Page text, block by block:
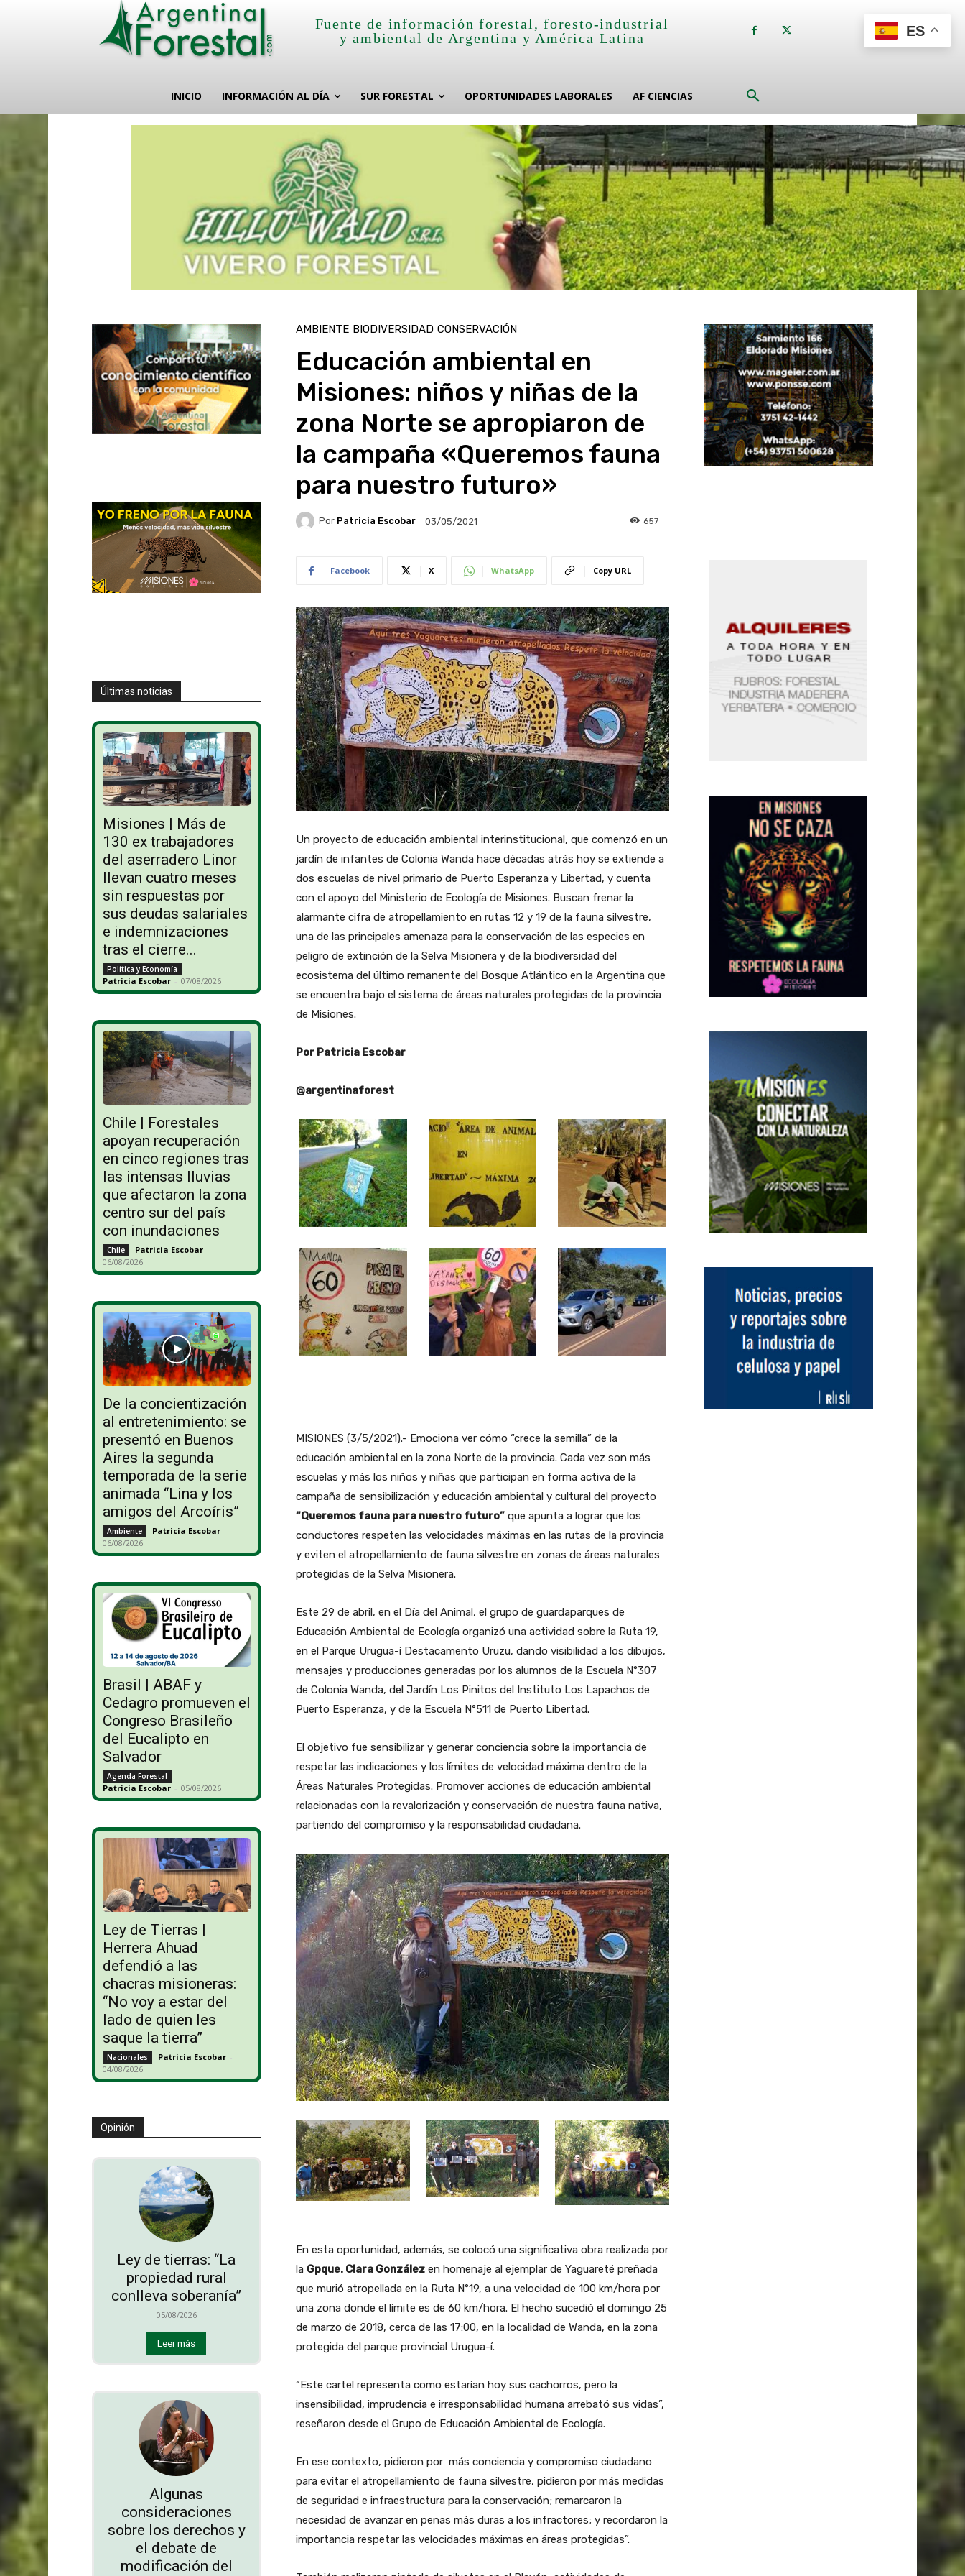
Fuente de información forestal, foresto-industrial
y ambiental de Argentina y América Latina
INICIO INFORMACIÓN AL DÍA SUR FORESTAL OPORTUNIDADES LABORALES AF CIENCIAS
Últimas noticias
Misiones | Más de
130 ex trabajadores
del aserradero Linor
llevan cuatro meses
sin respuestas por
sus deudas salariales
e indemnizaciones
tras el cierre...
Política y Economía
Patricia Escobar - 07/08/2026
Chile | Forestales
apoyan recuperación
en cinco regiones tras
las intensas lluvias
que afectaron la zona
centro sur del país
con inundaciones
Chile Patricia Escobar -
06/08/2026
De la concientización
al entretenimiento: se
presentó en Buenos
Aires la segunda
temporada de la serie
animada “Lina y los
amigos del Arcoíris”
Ambiente Patricia Escobar -
06/08/2026
Brasil | ABAF y
Cedagro promueven el
Congreso Brasileño
del Eucalipto en
Salvador
Agenda Forestal
Patricia Escobar - 05/08/2026
Ley de Tierras |
Herrera Ahuad
defendió a las
chacras misioneras:
“No voy a estar del
lado de quien les
saque la tierra”
Nacionales Patricia Escobar -
04/08/2026
Opinión
Ley de tierras: “La
propiedad rural
conlleva soberanía”
05/08/2026
Leer más
Algunas
consideraciones
sobre los derechos y
el debate de
modificación del
AMBIENTE BIODIVERSIDAD CONSERVACIÓN
Educación ambiental en
Misiones: niños y niñas de la
zona Norte se apropiaron de
la campaña «Queremos fauna
para nuestro futuro»
Por Patricia Escobar 03/05/2021 657
Facebook X WhatsApp Copy URL
Un proyecto de educación ambiental interinstitucional, que comenzó en un
jardín de infantes de Colonia Wanda hace décadas atrás hoy se extiende a
dos escuelas de nivel primario de Puerto Esperanza y Libertad, y cuenta
con el apoyo del Ministerio de Ecología de Misiones. Buscan frenar la
alarmante cifra de atropellamiento en rutas 12 y 19 de la fauna silvestre,
una de las principales amenaza para la conservación de las especies en
peligro de extinción de la Selva Misionera y de la biodiversidad del
ecosistema del último remanente del Bosque Atlántico en la Argentina que
se encuentra bajo el sistema de áreas naturales protegidas de la provincia
de Misiones.
Por Patricia Escobar
@argentinaforest
MISIONES (3/5/2021).- Emociona ver cómo “crece la semilla” de la
educación ambiental en la zona Norte de la provincia. Cada vez son más
escuelas y más los niños y niñas que participan en forma activa de la
campaña de sensibilización y educación ambiental y cultural del proyecto
“Queremos fauna para nuestro futuro”que apunta a lograr que los
conductores respeten las velocidades máximas en las rutas de la provincia
y eviten el atropellamiento de fauna silvestre en zonas de áreas naturales
protegidas de la Selva Misionera.
Este 29 de abril, en el Día del Animal, el grupo de guardaparques de
Educación Ambiental de Ecología organizó una actividad sobre la Ruta 19,
en el Parque Urugua-í Destacamento Uruzu, dando visibilidad a los dibujos,
mensajes y producciones generadas por los alumnos de la Escuela N°307
de Colonia Wanda, del Jardín Los Pinitos del Instituto Los Lapachos de
Puerto Esperanza, y de la Escuela N°511 de Puerto Libertad.
El objetivo fue sensibilizar y generar conciencia sobre la importancia de
respetar las indicaciones y los límites de velocidad máxima dentro de la
Áreas Naturales Protegidas. Promover acciones de educación ambiental
relacionadas con la revalorización y conservación de nuestra fauna nativa,
partiendo del compromiso y la responsabilidad ciudadana.
En esta oportunidad, además, se colocó una significativa obra realizada por
la Gpque. Clara Gonzálezen homenaje al ejemplar de Yaguareté preñada
que murió atropellada en la Ruta N°19, a una velocidad de 100 km/hora por
una zona donde el límite es de 60 km/hora. El hecho sucedió el domingo 25
de marzo de 2018, cerca de las 17:00, en la localidad de Wanda, en la zona
protegida del parque provincial Urugua-í.
“Este cartel representa como estarían hoy sus cachorros, pero la
insensibilidad, imprudencia e irresponsabilidad humana arrebató sus vidas”,
reseñaron desde el Grupo de Educación Ambiental de Ecología.
En ese contexto, pidieron por más conciencia y compromiso ciudadano
para evitar el atropellamiento de fauna silvestre, pidieron por más medidas
de seguridad e infraestructura para la conservación; remarcaron la
necesidad de avanzar en penas más duras a los infractores; y recordaron la
importancia respetar las velocidades máximas en áreas protegidas”.
ES